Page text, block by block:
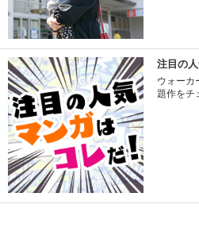
注目の
ウォーカ
題作をチ